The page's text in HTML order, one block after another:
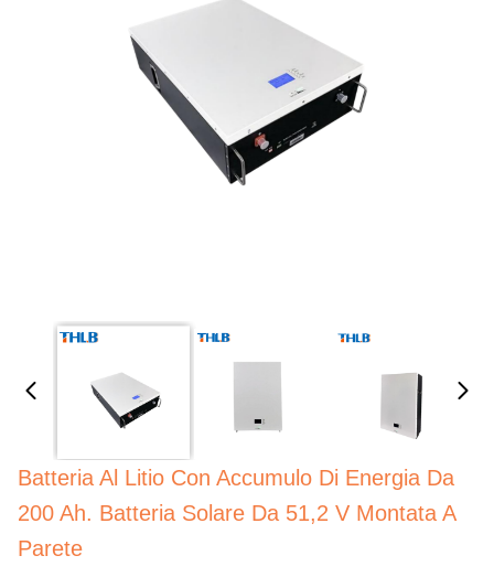
Batteria Al Litio Con Accumulo Di Energia Da
200 Ah. Batteria Solare Da 51,2 V Montata A
Parete